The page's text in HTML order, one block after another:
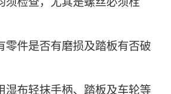
零件是否有磨损及踏板有否破
湿布轻抹手柄、踏板及车轮等